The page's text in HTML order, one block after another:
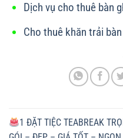
Dịch vụ cho thuê bàn
Cho thuê khăn trải
1 ĐẶT TIỆC TEABREAK